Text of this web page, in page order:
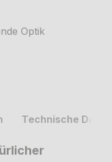
Optik
Technische Daten